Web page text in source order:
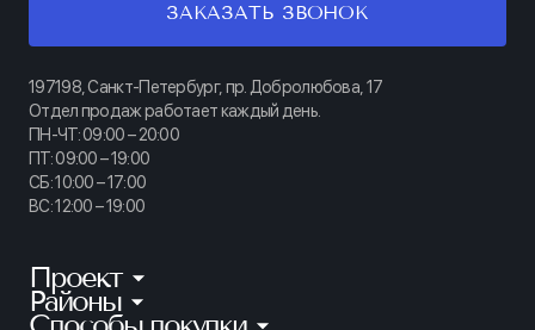
ЗАКАЗАТЬ ЗВОНОК
197198, Санкт-Петербург, пр. Добролюбова, 17
Отдел продаж работает каждый день.
ПН-ЧТ: 09:00 – 20:00
ПТ: 09:00 – 19:00
СБ: 10:00 – 17:00
ВС: 12:00 – 19:00
Проект
КИНОПАРК
Районы
Калининский